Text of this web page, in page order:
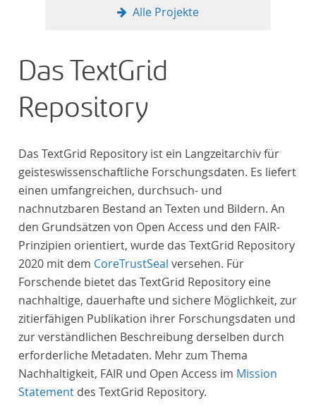
types of metadata. Further details on the corpus
Alle Projekte
Das TextGrid
Repository
Das TextGrid Repository ist ein Langzeitarchiv für
geisteswissenschaftliche Forschungsdaten. Es liefert
einen umfangreichen, durchsuch- und
nachnutzbaren Bestand an Texten und Bildern. An
den Grundsätzen von Open Access und den FAIR-
Prinzipien orientiert, wurde das TextGrid Repository
2020 mit dem CoreTrustSeal versehen. Für
Forschende bietet das TextGrid Repository eine
nachhaltige, dauerhafte und sichere Möglichkeit, zur
zitierfähigen Publikation ihrer Forschungsdaten und
zur verständlichen Beschreibung derselben durch
erforderliche Metadaten. Mehr zum Thema
Nachhaltigkeit, FAIR und Open Access im Mission
Statement des TextGrid Repository.